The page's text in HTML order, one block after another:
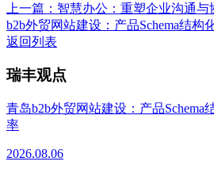
上一篇： 智慧办公：重塑企业沟通与
b2b外贸网站建设：产品Schema结构
返回列表
瑞丰观点
青岛b2b外贸网站建设：产品Schema
率
2026.08.06